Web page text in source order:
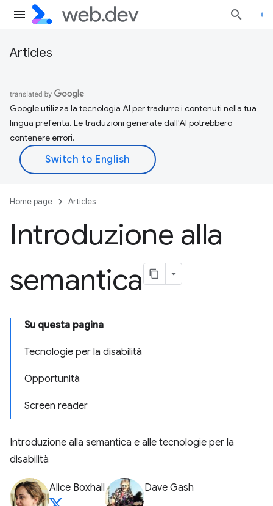
Articles
Google utilizza la tecnologia AI per tradurre i contenuti nella tua
lingua preferita. Le traduzioni generate dall'AI potrebbero
contenere errori.
Home page Articles
Introduzione alla
semantica
Su questa pagina
Tecnologie per la disabilità
Opportunità
Screen reader
Introduzione alla semantica e alle tecnologie per la
disabilità
Alice Boxhall Dave Gash